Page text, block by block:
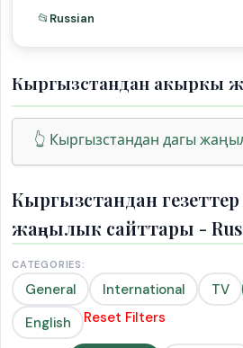
📂 Russian
Кыргызстандан акыркы
👆 Кыргызстандан дагы
Кыргызстандан
жаңылык сайттары -
CATEGORIES:
General International TV
English
Reset Filters